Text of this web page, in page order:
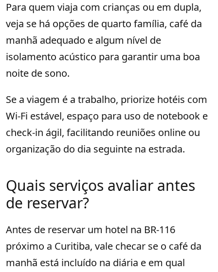
Para quem viaja com crianças ou em dupla,
veja se há opções de quarto família, café da
manhã adequado e algum nível de
isolamento acústico para garantir uma boa
noite de sono.
Se a viagem é a trabalho, priorize hotéis com
Wi-Fi estável, espaço para uso de notebook e
check-in ágil, facilitando reuniões online ou
organização do dia seguinte na estrada.
Quais serviços avaliar antes
de reservar?
Antes de reservar um hotel na BR-116
próximo a Curitiba, vale checar se o café da
manhã está incluído na diária e em qual